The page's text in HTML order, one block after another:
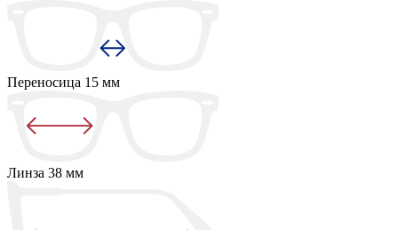
Переносица 15 мм
Линза 38 мм